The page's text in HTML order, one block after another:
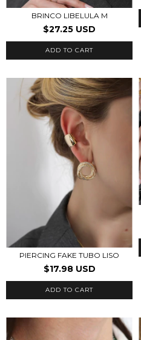
BRINCO LIBELULA M
$27.25 USD
ADD TO CART
PIERCING FAKE TUBO LISO
$17.98 USD
ADD TO CART